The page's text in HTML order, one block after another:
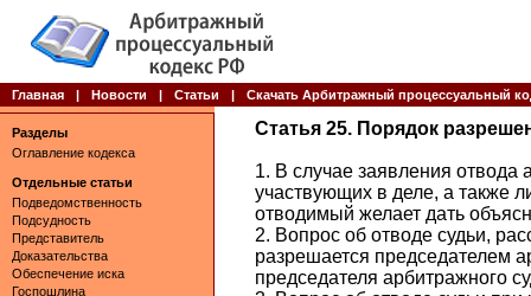
Главная | Новости | Статьи | Скачать Арбитражный процессуальный
Разделы
Оглавление кодекса
Отдельные статьи
Подведомственность
Подсудность
Представитель
Доказательства
Обеспечение иска
Госпошлина
Статья 25. Порядок
1. В случае заявления
участвующих в деле, а также
отводимый желает дать
2. Вопрос об отводе судьи,
разрешается председателем
председателя арбитражного